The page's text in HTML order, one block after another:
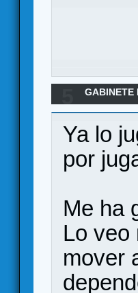
GABINETE
jugar en
Ya lo
por
Me ha
Lo veo
mover